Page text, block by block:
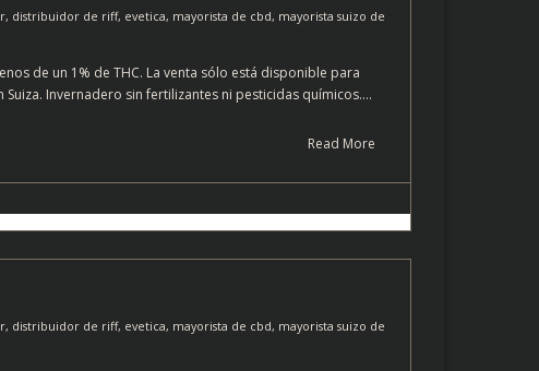
, distribuidor de riff, evetica, mayorista de cbd, mayorista suizo de
de un 1% de THC. La venta sólo está disponible para
Invernadero sin fertilizantes ni pesticidas químicos.…
Read More
, distribuidor de riff, evetica, mayorista de cbd, mayorista suizo de